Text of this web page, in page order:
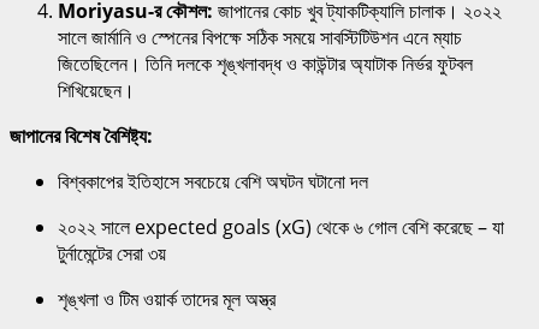
Moriyasu-র কৌশল: জাপানের কোচ খুব ট্যাকটিক্যালি চালাক। ২০২২
সালে জার্মানি ও স্পেনের বিপক্ষে সঠিক সময়ে সাবস্টিটিউশন এনে ম্যাচ
জিতেছিলেন। তিনি দলকে শৃঙ্খলাবদ্ধ ও কাউন্টার অ্যাটাক নির্ভর ফুটবল
শিখিয়েছেন।
জাপানের বিশেষ বৈশিষ্ট্য:
বিশ্বকাপের ইতিহাসে সবচেয়ে বেশি অঘটন ঘটানো দল
২০২২ সালে expected goals (xG) থেকে ৬ গোল বেশি করেছে – যা
টুর্নামেন্টের সেরা ৩য়
শৃঙ্খলা ও টিম ওয়ার্ক তাদের মূল অস্ত্র